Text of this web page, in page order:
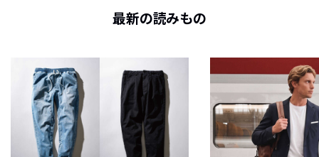
最新の読みもの